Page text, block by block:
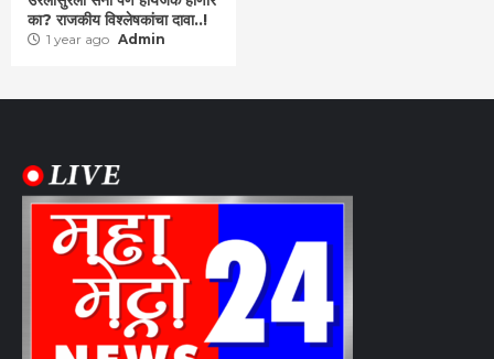
का? राजकीय विश्लेषकांचा दावा..!
1 year ago Admin